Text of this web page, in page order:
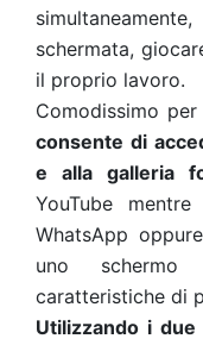
schermata,
il proprio lavoro.
Comodissimo
consente di
e alla galleria
YouTube
WhatsApp
uno
caratteristiche di
Utilizzando i